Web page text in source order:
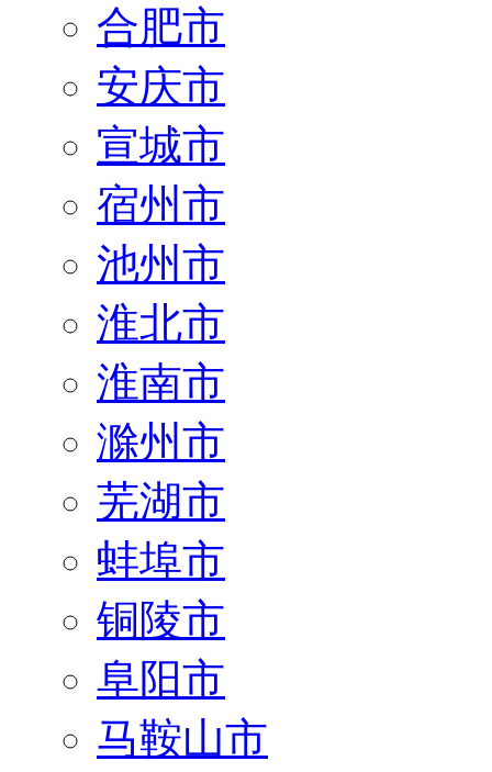
合肥市
安庆市
宣城市
宿州市
池州市
淮北市
淮南市
滁州市
芜湖市
蚌埠市
铜陵市
阜阳市
马鞍山市